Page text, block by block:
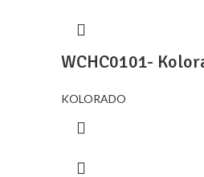
WCHC0101-
KOLORADO